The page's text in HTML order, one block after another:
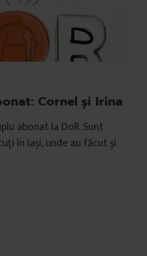
Cornel şi Irina
abonat la DoR. Sunt
în Iași, unde au făcut și